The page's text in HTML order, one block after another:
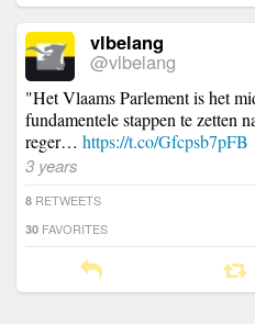
vlbelang
@vlbelang
"Het Vlaams Parlement is het
fundamentele stappen te zetten
reger… https://t.co/Gfcpsb7pFB
3 years
8 RETWEETS
30 FAVORITES